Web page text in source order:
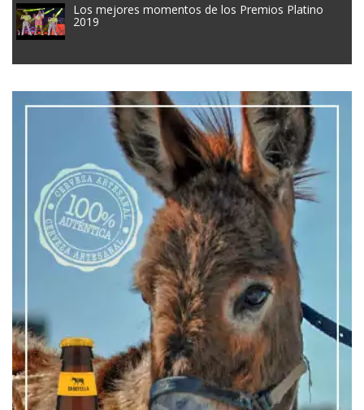
Los mejores momentos de los Premios Platino
2019